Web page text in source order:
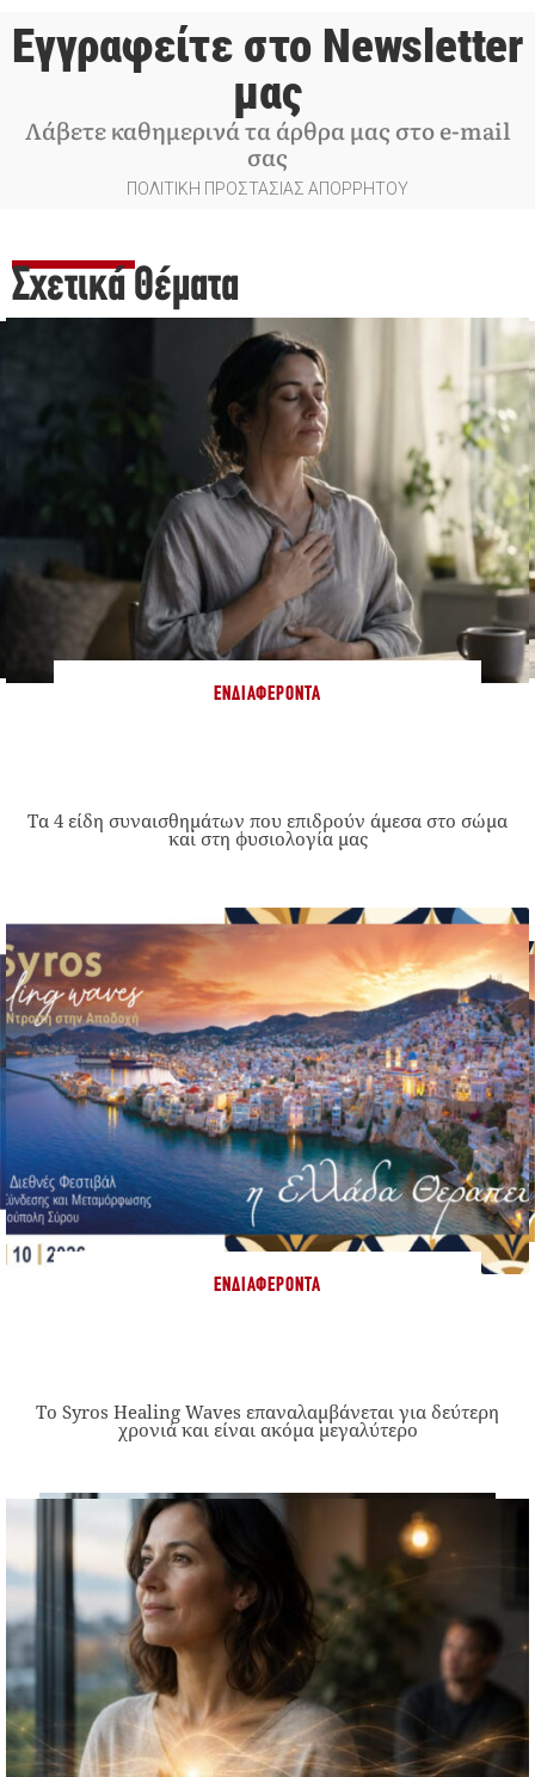
Εγγραφείτε στο Newsletter
μας
Λάβετε καθημερινά τα άρθρα μας στο e-mail
σας
ΠΟΛΙΤΙΚΗ ΠΡΟΣΤΑΣΙΑΣ ΑΠΟΡΡΗΤΟΥ
Σχετικά Θέματα
ΕΝΔΙΑΦΈΡΟΝΤΑ
Τα 4 είδη συναισθημάτων που επιδρούν άμεσα στο σώμα
και στη φυσιολογία μας
ΕΝΔΙΑΦΈΡΟΝΤΑ
Το Syros Healing Waves επαναλαμβάνεται για δεύτερη
χρονιά και είναι ακόμα μεγαλύτερο